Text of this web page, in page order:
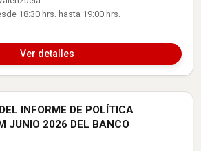
18:30 hrs. hasta 19:00 hrs.
Ver detalles
INFORME DE POLÍTICA
JUNIO 2026 DEL BANCO